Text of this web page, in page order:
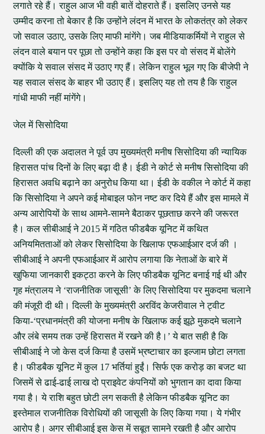
लगाते रहे हैं। राहुल आज भी वही बातें दोहराते हैं। इसलिए उनसे यह
उम्मीद करना तो बेकार है कि उन्होंने लंदन में भारत के लोकतंत्र को लेकर
जो सवाल उठाए, उसके लिए माफी मांगेंगे। जब मीडियाकर्मियों ने राहुल से
लंदन वाले बयान पर पूछा तो उन्होंने कहा कि इस पर वो संसद में बोलेंगे
क्योंकि ये सवाल संसद में उठाए गए हैं। लेकिन राहुल भूल गए कि बीजेपी ने
यह सवाल संसद के बाहर भी उठाए हैं। इसलिए यह तो तय है कि राहुल
गांधी माफी नहीं मांगेंगे।
जेल में सिसोदिया
दिल्ली की एक अदालत ने पूर्व उप मुख्यमंत्री मनीष सिसोदिया की न्यायिक
हिरासत पांच दिनों के लिए बढ़ा दी है। ईडी ने कोर्ट से मनीष सिसोदिया की
हिरासत अवधि बढ़ाने का अनुरोध किया था। ईडी के वकील ने कोर्ट में कहा
कि सिसोदिया ने अपने कई मोबाइल फोन नष्ट कर दिये हैं और इस मामले में
अन्य आरोपियों के साथ आमने-सामने बैठाकर पूछताछ करने की जरूरत
है। कल सीबीआई ने 2015 में गठित फीडबैक यूनिट में कथित
अनियमितताओं को लेकर सिसोदिया के खिलाफ एफआईआर दर्ज की ।
सीबीआई ने अपनी एफआईआर में आरोप लगाया कि नेताओं के बारे में
खुफिया जानकारी इकट्ठा करने के लिए फीडबैक यूनिट बनाई गई थी और
गृह मंत्रालय ने ‘राजनीतिक जासूसी’ के लिए सिसोदिया पर मुकदमा चलाने
की मंजूरी दी थी। दिल्ली के मुख्यमंत्री अरविंद केजरीवाल ने ट्वीट
किया-‘प्रधानमंत्री की योजना मनीष के खिलाफ कई झूठे मुकदमे चलाने
और लंबे समय तक उन्हें हिरासत में रखने की है।’ ये बात सही है कि
सीबीआई ने जो केस दर्ज किया है उसमें भ्रष्टाचार का इल्जाम छोटा लगता
है। फीडबैक यूनिट में कुल 17 भर्तियां हुईं। सिर्फ एक करोड़ का बजट था
जिसमें से ढाई-ढाई लाख दो प्राइवेट कंपनियों को भुगतान का दावा किया
गया है। ये राशि बहुत छोटी लग सकती है लेकिन फीडबैक यूनिट का
इस्तेमाल राजनीतिक विरोधियों की जासूसी के लिए किया गया। ये गंभीर
आरोप है। अगर सीबीआई इस केस में सबूत सामने रखती है और आरोप